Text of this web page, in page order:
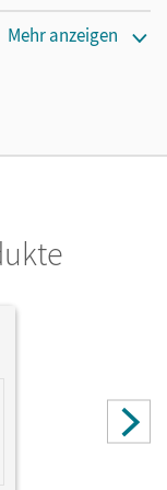
Hassel,
Mehr anzeigen